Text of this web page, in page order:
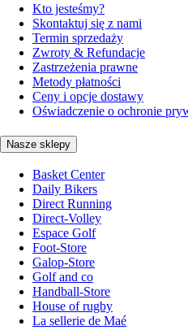
Kto jesteśmy?
Skontaktuj się z nami
Termin sprzedaży
Zwroty & Refundacje
Zastrzeżenia prawne
Metody płatności
Ceny i opcje dostawy
Oświadczenie o ochronie
Nasze sklepy
Basket Center
Daily Bikers
Direct Running
Direct-Volley
Espace Golf
Foot-Store
Galop-Store
Golf and co
Handball-Store
House of rugby
La sellerie de Maé